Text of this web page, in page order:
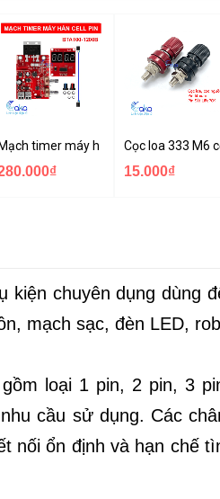
pin Li-ion 3.7v
đựng được 21 cell pin 18650 kèm
Mạch timer máy hàn cell pin NY-D01
Cọc loa 333 M6
15.000₫
kiện chuyên dụng dùng
mạch sạc, đèn LED,
loại 1 pin, 2 pin, 3
cầu sử dụng. Các
nối ổn định và hạn chế